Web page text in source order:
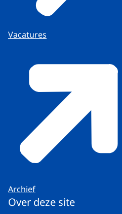
Vacatures
Archief
Over deze site